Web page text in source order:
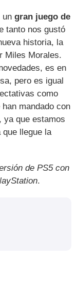
ungran juego de
tanto nos gustó
historia, la
Miles Morales.
es en
pero es igual
como
mandado con
ya que estamos
que llegue la
de PS5 con
.